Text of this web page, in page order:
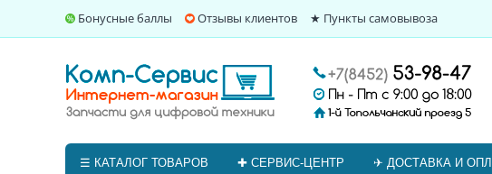
Бонусные баллы Отзывы клиентов ★ Пункты самовывоза
☰ КАТАЛОГ ТОВАРОВ ✚ СЕРВИС-ЦЕНТР ✈ ДОСТАВКА И